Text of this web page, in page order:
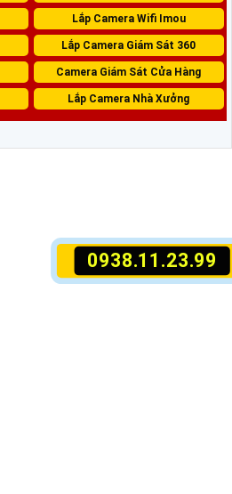
0938.11.23.99
Lắp Camera Wifi Imou
Lắp Camera Giám Sát 360
Camera Giám Sát Cửa Hàng
Lắp Camera Nhà Xưởng